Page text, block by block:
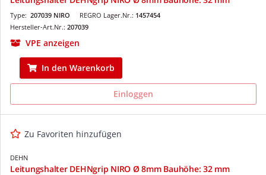
REGRO Lager.Nr.: 1457454
Type: 207039 NIRO
Hersteller-Art.Nr.: 207039
VPE anzeigen
In den Warenkorb
Einloggen
Zu Favoriten hinzufügen
DEHN
Leitungshalter DEHNgrip NIRO Ø 8mm Bauhöhe: 32 mm